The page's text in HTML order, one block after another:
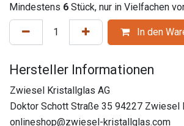
Mindestens 6 Stück, nur in Vielfachen
In den
Hersteller Informationen
Zwiesel Kristallglas AG
Doktor Schott Straße 35 94227 Zwiesel
onlineshop@zwiesel-kristallglas.com